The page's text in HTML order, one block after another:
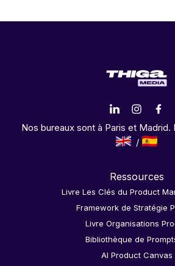
Nos bureaux sont à Paris et Madrid.
Ressources
Livre Les Clés du Product
Framework de Stratégie
Livre Organisations
Bibliothèque de
AI Product Canvas